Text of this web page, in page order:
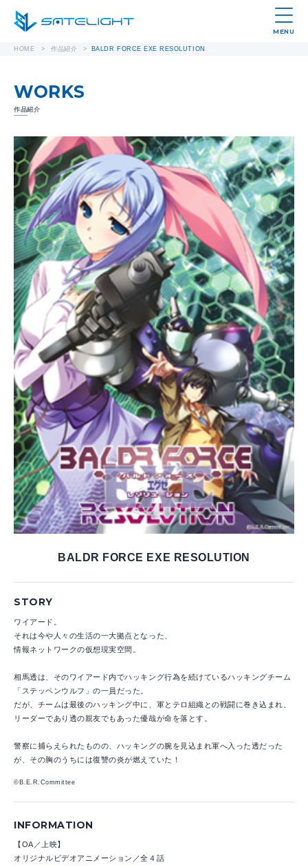
MENU
HOME > 作品紹介 > BALDR FORCE EXE RESOLUTION
WORKS
作品紹介
BALDR FORCE EXE RESOLUTION
STORY
ワイアード。
それは今や人々の生活の一大拠点となった、
情報ネットワークの仮想現実空間。
相馬透は、そのワイアード内でハッキング行為を続けているハッキングチーム
「ステッペンウルフ」の一員だった。
だが、チームは最後のハッキング中に、軍とテロ組織との戦闘に巻き込まれ、
リーダーであり透の親友でもあった優哉が命を落とす。
警察に捕らえられたものの、ハッキングの腕を見込まれ軍へ入った透だった
が、その胸のうちには復讐の炎が燃えていた！
©B.E.R.Committee
INFORMATION
【OA／上映】
オリジナルビデオアニメーション／全４話